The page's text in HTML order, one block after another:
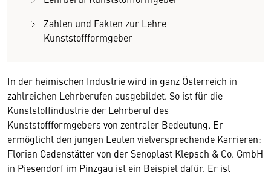
Zahlen und Fakten zur Lehre
Kunststoffformgeber
In der heimischen Industrie wird in ganz Österreich in
zahlreichen Lehrberufen ausgebildet. So ist für die
Kunststoffindustrie der Lehrberuf des
Kunststoffformgebers von zentraler Bedeutung. Er
ermöglicht den jungen Leuten vielversprechende Karrieren:
Florian Gadenstätter von der Senoplast Klepsch & Co. GmbH
in Piesendorf im Pinzgau ist ein Beispiel dafür. Er ist